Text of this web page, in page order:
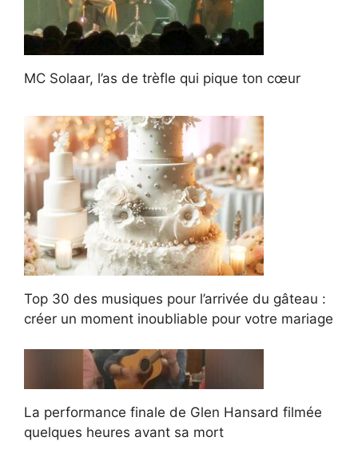
MC Solaar, l’as de trèfle qui pique ton cœur
Top 30 des musiques pour l’arrivée du gâteau :
créer un moment inoubliable pour votre mariage
La performance finale de Glen Hansard filmée
quelques heures avant sa mort